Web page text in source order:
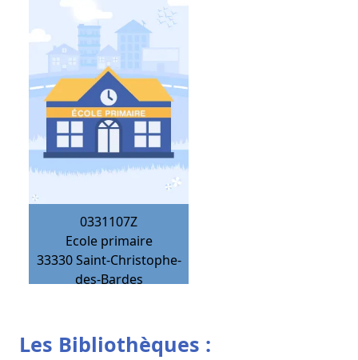
0331107Z
Ecole primaire
33330 Saint-Christophe-
des-Bardes
Les Bibliothèques :